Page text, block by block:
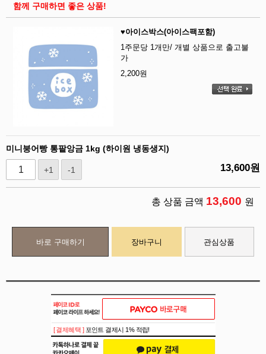
함께 구매하면 좋은 상품!
♥아이스박스(아이스팩포함)
1주문당 1개만/ 개별 상품으로 출고불
가
2,200원
미니붕어빵 통팥앙금 1kg (하이원 냉동생지)
+1 -1 13,600원
총 상품 금액 13,600 원
바로 구매하기 장바구니 관심상품
[ 결제혜택 ] 포인트 결제시 1% 적립!